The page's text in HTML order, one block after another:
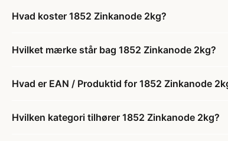
Hvad koster 1852 Zinkanode 2kg?
Hvilket mærke står bag 1852 Zinkanode 2kg?
Hvad er EAN / Produktid for 1852 Zinkanode
Hvilken kategori tilhører 1852 Zinkanode 2kg?